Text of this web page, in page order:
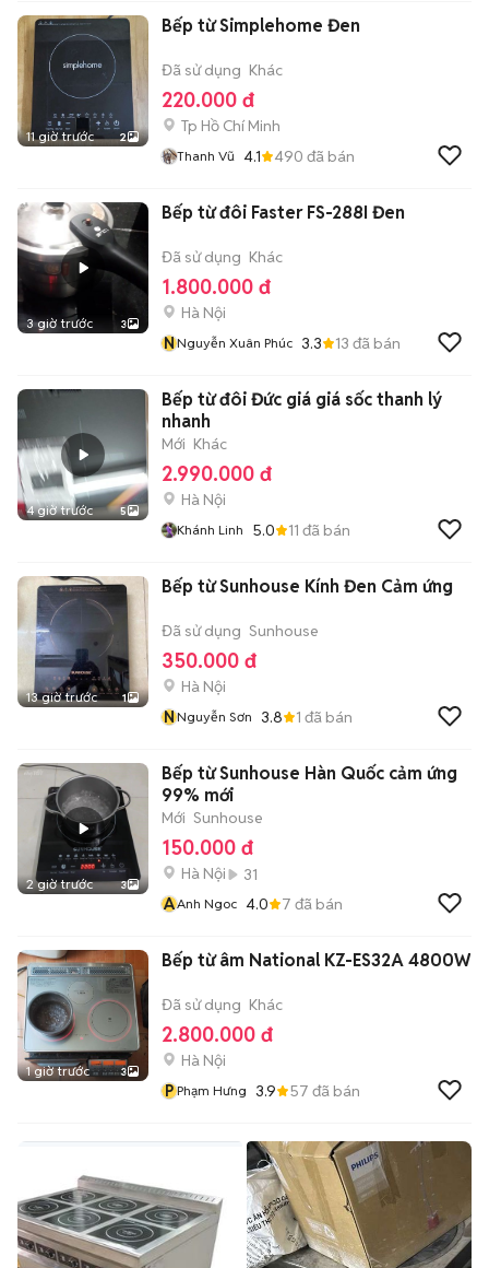
11 giờ trước 2
Bếp từ Simplehome Đen
Đã sử dụng Khác
220.000 đ
Tp Hồ Chí Minh
Thanh Vũ 4.1 490 đã bán
3 giờ trước 3
Bếp từ đôi Faster FS-288I Đen
Đã sử dụng Khác
1.800.000 đ
Hà Nội
NNguyễn Xuân Phúc 3.3 13 đã bán
4 giờ trước 5
Bếp từ đôi Đức giá giá sốc thanh lý
nhanh
Mới Khác
2.990.000 đ
Hà Nội
Khánh Linh 5.0 11 đã bán
13 giờ trước 1
Bếp từ Sunhouse Kính Đen Cảm ứng
Đã sử dụng Sunhouse
350.000 đ
Hà Nội
NNguyễn Sơn 3.8 1 đã bán
2 giờ trước 3
Bếp từ Sunhouse Hàn Quốc cảm ứng
99% mới
Mới Sunhouse
150.000 đ
Hà Nội
31
AAnh Ngoc 4.0 7 đã bán
1 giờ trước 3
Bếp từ âm National KZ-ES32A 4800W
Đã sử dụng Khác
2.800.000 đ
Hà Nội
P Phạm Hưng 3.9 57 đã bán